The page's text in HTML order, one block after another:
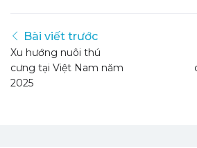
Bài viết trước
Xu hướng nuôi thú
cưng tại Việt Nam năm
2025